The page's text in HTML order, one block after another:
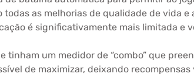
as melhorias de qualidade de vida
é significativamente mais limitada e
tinham um medidor de “combo” que
de maximizar, deixando